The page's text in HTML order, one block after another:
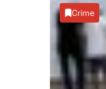
chefia das
província.
Crime